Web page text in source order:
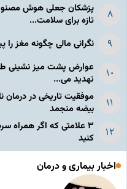
پزشکان جعلی هوش
تازه برای سلامت...
نگرانی مالی چگونه مغز را
عوارض پشت میز نشینی
تهدید می...
موفقیت تاریخی در درمان
بیضه منجمد
۳ علامتی که اگر همراه
کنید
اخبار بیماری و درمان